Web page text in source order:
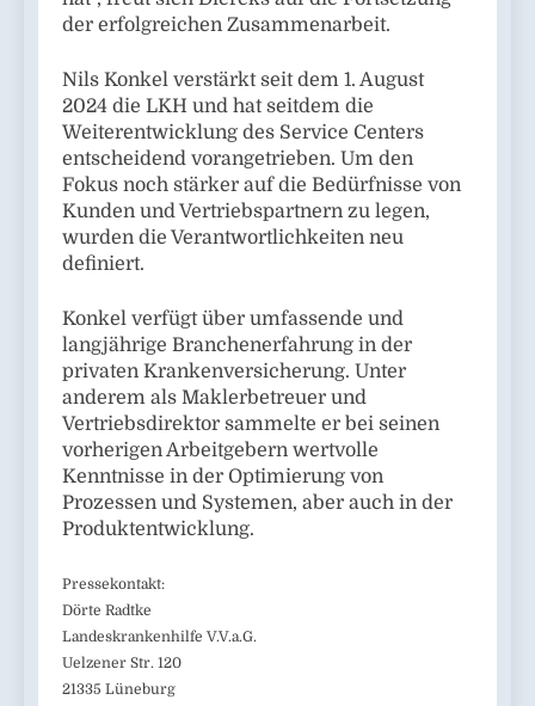
der erfolgreichen Zusammenarbeit.
Nils Konkel verstärkt seit dem 1. August
2024 die LKH und hat seitdem die
Weiterentwicklung des Service Centers
entscheidend vorangetrieben. Um den
Fokus noch stärker auf die Bedürfnisse von
Kunden und Vertriebspartnern zu legen,
wurden die Verantwortlichkeiten neu
definiert.
Konkel verfügt über umfassende und
langjährige Branchenerfahrung in der
privaten Krankenversicherung. Unter
anderem als Maklerbetreuer und
Vertriebsdirektor sammelte er bei seinen
vorherigen Arbeitgebern wertvolle
Kenntnisse in der Optimierung von
Prozessen und Systemen, aber auch in der
Produktentwicklung.
Pressekontakt:
Dörte Radtke
Landeskrankenhilfe V.V.a.G.
Uelzener Str. 120
21335 Lüneburg